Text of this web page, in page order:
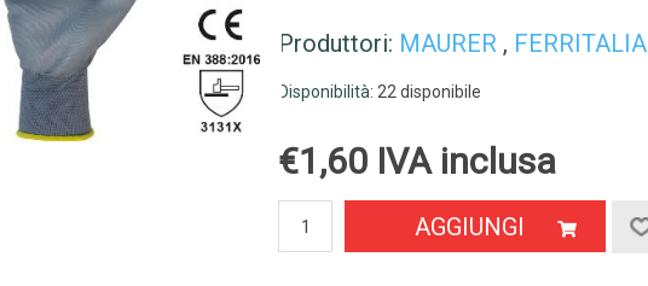
Produttori: MAURER , FERRITALIA
Disponibilità: 22 disponibile
€1,60 IVA inclusa
AGGIUNGI